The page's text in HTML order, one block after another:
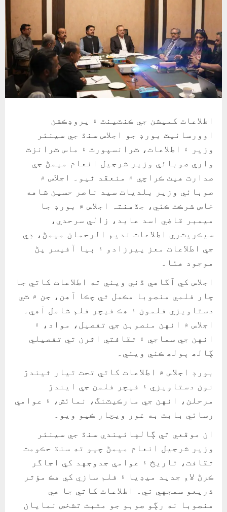
اطلاعات کميشن جي ڪنٽينٽ ۽ پروڊڪشن
اوورسائيٽ بورڊ جو اجلاس سنڌ جي سينئر
وزير ۽ اطلاعات، ٽرانسپورٽ ۽ ماس ٽرانزٽ
واري صوبائي وزير شرجيل انعام ميمڻ جي
صدارت هيٺ ڪراچي ۾ منعقد ٿيو۔ اجلاس ۾
صوبائي وزير بلديات سيد ناصر حسين شاهه
خاص شرڪت ڪئي، جڏهن⁠تہ اجلاس ۾ بورڊ جا
ميمبر قاضي اسد عابد، زالي سرحدي،
سيڪريٽري اطلاعات نديم الرحمان ميمڻ، ڊي
جي اطلاعات معز پيرزادو ۽ ٻيا آفيسر پڻ
موجود هئا۔
اجلاس کي آگاهي ڏني ويئي ته اطلاعات کاتي جا
چار فلمي منصوبا مڪمل ٿي چڪا آهن، جن ۾ ٽي
دستاويزي فلمون ۽ هڪ فيچر فلم شامل آهي۔
اجلاس ۾ انهن منصوبن جي تفصيل، مواد، ۽
انهن جي سماجي ۽ ثقافتي اثرن تي تفصيلي
ڳالھ ٻولھ ڪئي ويئي۔
بورڊ اجلاس ۾ اطلاعات کاتي تحت تيار ٿيندڙ
نون دستاويزي ۽ فيچر فلمن جي ايندڙ
مرحلن، انهن جي مارڪيٽنگ، نمائش، ۽ عوامي
رسائي بابت به غور ويچار ڪيو ويو۔
ان موقعي تي ڳالهائيندي سنڌ جي سينئر
وزير شرجيل انعام ميمڻ چيو ته سنڌ حڪومت
ثقافت، تاريخ ۽ عوامي جدوجهد کي اجاگر
ڪرڻ لاءِ جديد ميڊيا ۽ فلم سازي کي هڪ مؤثر
ذريعو سمجهي ٿي۔ اطلاعات کاتي جا هي
منصوبا نه رڳو صوبو جو مثبت تشخص نمايان